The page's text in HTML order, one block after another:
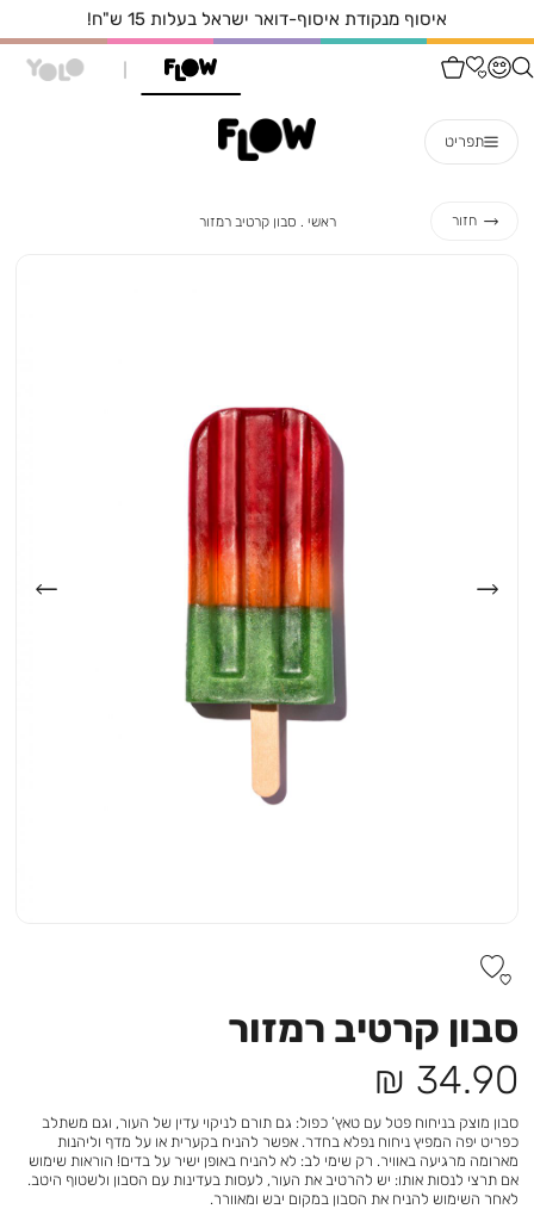
איסוף מנקודת איסוף-דואר ישראל בעלות 15 ש"ח!
תפריט
חזור ראשי ראשי
סבון קרטיב רמזורסבון
סבון קרטיב רמזור
מחיר
מוצר
34.90 ₪
סבון מוצק בניחוח פטל עם טאץ’ כפול: גם תורם לניקוי עדין של העור, וגם משתלב
כפריט יפה המפיץ ניחוח נפלא בחדר. אפשר להניח בקערית או על מדף וליהנות
מארומה מרגיעה באוויר. רק שימי לב: לא להניח באופן ישיר על בדים! הוראות שימוש
אם תרצי לנסות אותו: יש להרטיב את העור, לעסות בעדינות עם הסבון ולשטוף היטב.
לאחר השימוש להניח את הסבון במקום יבש ומאוורר.